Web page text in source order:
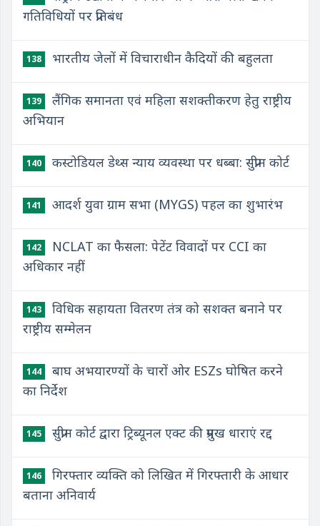
गतिविधियों पर प्रतिबंध
138 भारतीय जेलों में विचाराधीन कैदियों की बहुलता
139
लैंगिक समानता एवं महिला सशक्तीकरण हेतु राष्ट्रीय
अभियान
140 कस्टोडियल डेथ्स न्याय व्यवस्था पर धब्बा: सुप्रीम कोर्ट
141 आदर्श युवा ग्राम सभा (MYGS) पहल का शुभारंभ
142
NCLAT का फैसला: पेटेंट विवादों पर CCI का
अधिकार नहीं
143
विधिक सहायता वितरण तंत्र को सशक्त बनाने पर
राष्ट्रीय सम्मेलन
144
बाघ अभयारण्यों के चारों ओर ESZs घोषित करने
का निर्देश
145 सुप्रीम कोर्ट द्वारा ट्रिब्यूनल एक्ट की प्रमुख धाराएं रद्द
146
गिरफ्तार व्यक्ति को लिखित में गिरफ्तारी के आधार
बताना अनिवार्य